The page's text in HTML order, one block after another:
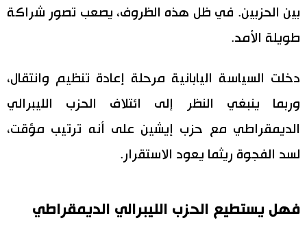
بين الحزبين. في ظل هذه الظروف، يصعب تصور شراكة
طويلة الأمد.
دخلت السياسة اليابانية مرحلة إعادة تنظيم وانتقال،
وربما ينبغي النظر إلى ائتلاف الحزب الليبرالي
الديمقراطي مع حزب إيشين على أنه ترتيب مؤقت،
لسد الفجوة ريثما يعود الاستقرار.
فهل يستطيع الحزب الليبرالي الديمقراطي